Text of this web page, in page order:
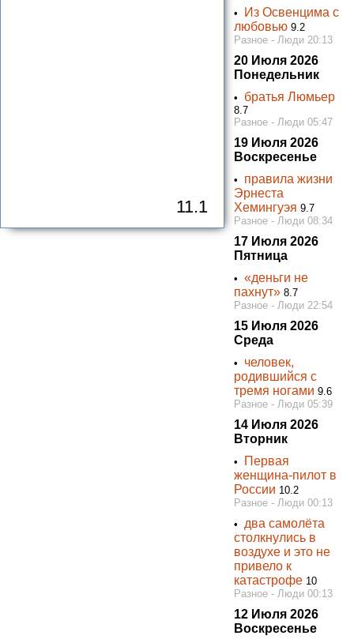
11.1
•
Из Освенцима с
любовью9.2
Разное - Люди 20:13
20 Июля 2026
Понедельник
• братья Люмьер
8.7
Разное - Люди 05:47
19 Июля 2026
Воскресенье
• правила жизни
Эрнеста
Хемингуэя9.7
Разное - Люди 08:34
17 Июля 2026
Пятница
•«деньги не
пахнут»8.7
Разное - Люди 22:54
15 Июля 2026
Среда
• человек,
родившийся с
тремя ногами 9.6
Разное - Люди 05:39
14 Июля 2026
Вторник
•
Первая
женщина-пилот в
России 10.2
Разное - Люди 00:13
•два самолёта
столкнулись в
воздухе и это не
привело к
катастрофе 10
Разное - Люди 00:13
12 Июля 2026
Воскресенье